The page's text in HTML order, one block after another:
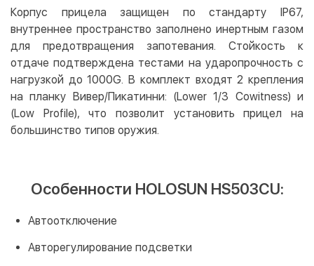
Корпус прицела защищен по стандарту IP67,
внутреннее пространство заполнено инертным газом
для предотвращения запотевания. Стойкость к
отдаче подтверждена тестами на ударопрочность с
нагрузкой до 1000G. В комплект входят 2 крепления
на планку Вивер/Пикатинни: (Lower 1/3 Cowitness) и
(Low Profile), что позволит установить прицел на
большинство типов оружия.
Особенности HOLOSUN HS503CU:
Автоотключение
Авторегулирование подсветки